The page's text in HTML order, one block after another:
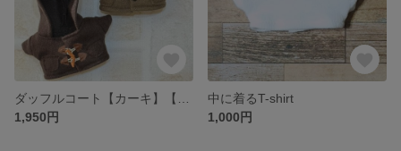
1,950円
中に着るT-shirt
1,000円